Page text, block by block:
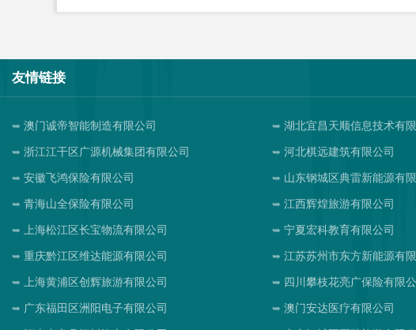
友情链接
澳门诚帝智能制造有限公司 湖北宜昌天顺信息技术有
浙江江干区广源机械集团有限公司 河北棋远建筑有限公司
安徽飞鸿保险有限公司 山东钢城区典雷新能源有
青海山全保险有限公司 江西辉煌旅游有限公司
上海松江区长宝物流有限公司 宁夏宏科教育有限公司
重庆黔江区维达能源有限公司 江苏苏州市东方新能源有
上海黄浦区创辉旅游有限公司 四川攀枝花亮广保险有限公
广东福田区洲阳电子有限公司 澳门安达医疗有限公司